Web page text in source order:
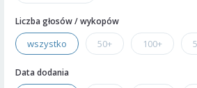
Liczba głosów / wykopów
wszystko 50+ 100+
Data dodania